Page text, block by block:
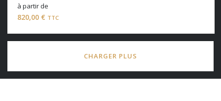
à partir de
820,00 € TTC
CHARGER PLUS